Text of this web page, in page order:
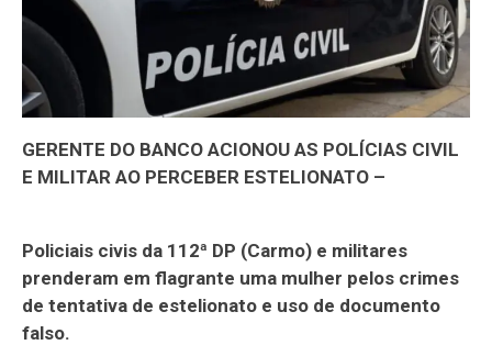
GERENTE DO BANCO ACIONOU AS POLÍCIAS CIVIL
E MILITAR AO PERCEBER ESTELIONATO –
Policiais civis da 112ª DP (Carmo) e militares
prenderam em flagrante uma mulher pelos crimes
de tentativa de estelionato e uso de documento
falso.